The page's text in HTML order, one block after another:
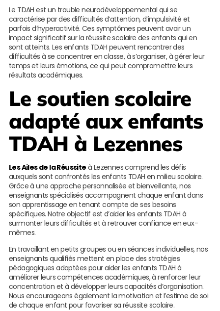
Le TDAH est un trouble neurodéveloppemental qui se
caractérise par des difficultés d’attention, d’impulsivité et
parfois d’hyperactivité. Ces symptômes peuvent avoir un
impact significatif sur la réussite scolaire des enfants qui en
sont atteints. Les enfants TDAH peuvent rencontrer des
difficultés à se concentrer en classe, à s’organiser, à gérer leur
temps et leurs émotions, ce qui peut compromettre leurs
résultats académiques.
Le soutien scolaire
adapté aux enfants
TDAH à Lezennes
Les Ailes de la Réussite à Lezennes comprend les défis
auxquels sont confrontés les enfants TDAH en milieu scolaire.
Grâce à une approche personnalisée et bienveillante, nos
enseignants spécialisés accompagnent chaque enfant dans
son apprentissage en tenant compte de ses besoins
spécifiques. Notre objectif est d’aider les enfants TDAH à
surmonter leurs difficultés et à retrouver confiance en eux-
mêmes.
En travaillant en petits groupes ou en séances individuelles, nos
enseignants qualifiés mettent en place des stratégies
pédagogiques adaptées pour aider les enfants TDAH à
améliorer leurs compétences académiques, à renforcer leur
concentration et à développer leurs capacités d’organisation.
Nous encourageons également la motivation et l’estime de soi
de chaque enfant pour favoriser sa réussite scolaire.